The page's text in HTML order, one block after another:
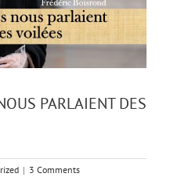
PARLAIENT DES
| 3 Comments